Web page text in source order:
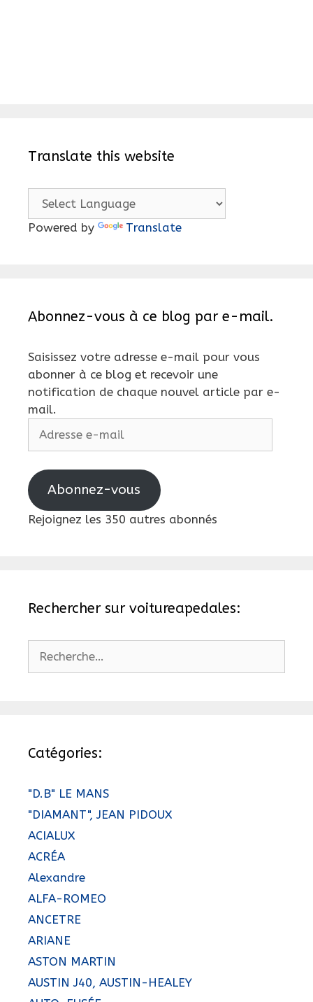
Translate this website
Powered by Translate
Abonnez-vous à ce blog par e-mail.
Saisissez votre adresse e-mail pour vous
abonner à ce blog et recevoir une
notification de chaque nouvel article par e-
mail.
Abonnez-vous
Rejoignez les 350 autres abonnés
Rechercher sur voitureapedales:
Catégories:
"D.B" LE MANS
"DIAMANT", JEAN PIDOUX
ACIALUX
ACRÉA
Alexandre
ALFA-ROMEO
ANCETRE
ARIANE
ASTON MARTIN
AUSTIN J40, AUSTIN-HEALEY